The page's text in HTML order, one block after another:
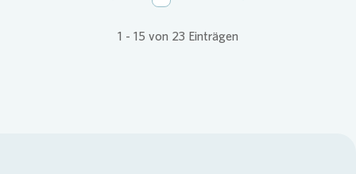
1 - 15 von 23 Einträgen